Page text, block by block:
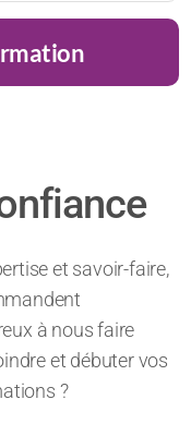
et savoir-faire,
à nous faire
et débuter vos
?